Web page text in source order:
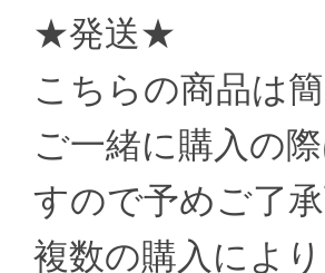
★発送★
こちらの商品は
ご一緒に購入の
すので予めご了承
複数の購入によ